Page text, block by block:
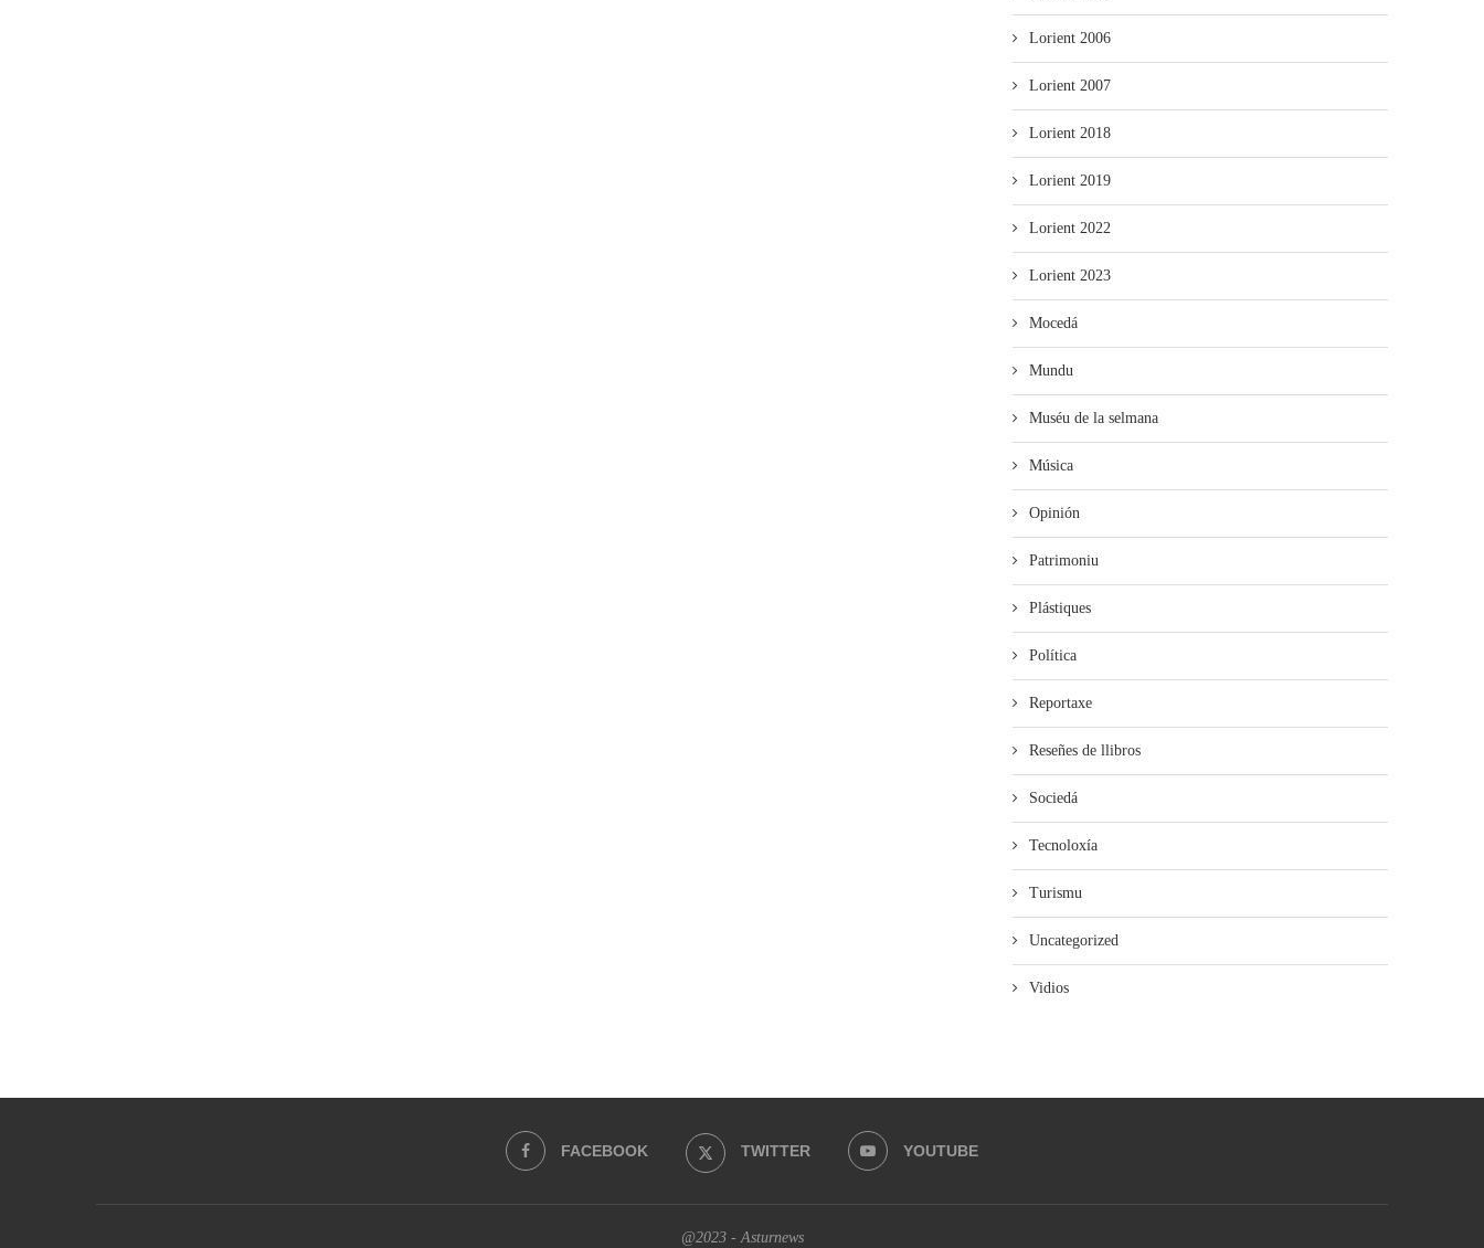
Lorient 2006
Lorient 2007
Lorient 2018
Lorient 2019
Lorient 2022
Lorient 2023
Mocedá
Mundu
Muséu de la selmana
Música
Opinión
Patrimoniu
Plástiques
Política
Reportaxe
Reseñes de llibros
Sociedá
Tecnoloxía
Turismu
Uncategorized
Vidios
FACEBOOK TWITTER YOUTUBE
@2023 - Asturnews